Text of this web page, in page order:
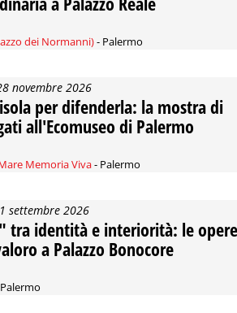
dei Normanni)- Palermo
novembre 2026
per difenderla: la mostra di
all'Ecomuseo di Palermo
Memoria Viva- Palermo
settembre 2026
tra identità e interiorità: le opere
a Palazzo Bonocore